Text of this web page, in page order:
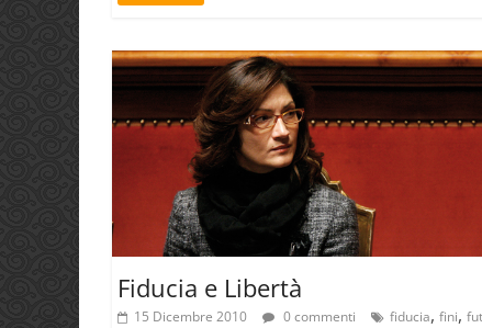
Fiducia e Libertà
15 Dicembre 2010 0 commenti fiducia, fini,